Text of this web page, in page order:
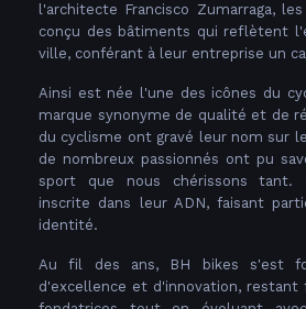
l'architecte Francisco Zumarraga,
conçu des bâtiments qui reflètent
ville, conférant à leur entreprise un
Ainsi est née l'une des icônes du
marque synonyme de qualité et de
du cyclisme ont gravé leur nom sur
de nombreux passionnés ont pu
sport que nous chérissons tant.
inscrite dans leur ADN, faisant
identité.
Au fil des ans, BH bikes s'est
d'excellence et d'innovation, restant